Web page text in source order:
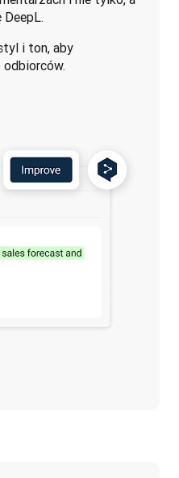
i ton, aby